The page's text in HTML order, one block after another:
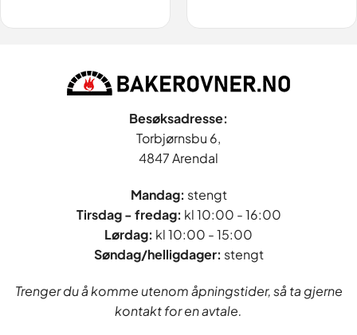
Besøksadresse:
Torbjørnsbu 6,
4847 Arendal
Mandag: stengt
Tirsdag - fredag: kl 10:00 - 16:00
Lørdag: kl 10:00 - 15:00
Søndag/helligdager: stengt
Trenger du å komme utenom åpningstider, så ta gjerne
kontakt for en avtale.